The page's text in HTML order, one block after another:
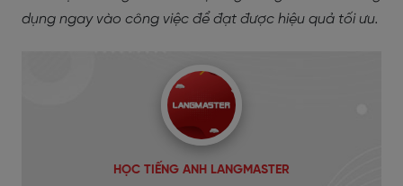
dụng ngay vào công việc để đạt được hiệu quả tối ưu.
HỌC TIẾNG ANH LANGMASTER